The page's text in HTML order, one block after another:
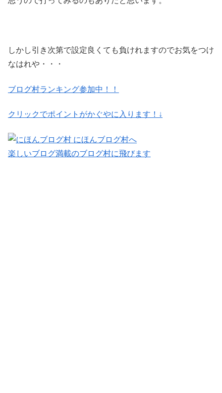
しかし引き次第で設定良くても負けれますのでお気をつけ
なはれや・・・
ブログ村ランキング参加中！！
クリックでポイントがかぐやに入ります！↓
楽しいブログ満載のブログ村に飛びます